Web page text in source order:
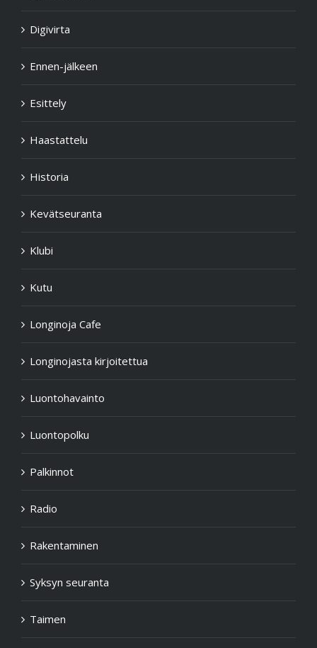
Digivirta
Ennen-jälkeen
Esittely
Haastattelu
Historia
Kevätseuranta
Klubi
Kutu
Longinoja Cafe
Longinojasta kirjoitettua
Luontohavainto
Luontopolku
Palkinnot
Radio
Rakentaminen
Syksyn seuranta
Taimen